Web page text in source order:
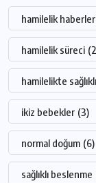
hamilelik
hamilelik süreci
hamilelikte
ikiz bebekler (3)
normal doğum (6)
sağlıklı beslenme